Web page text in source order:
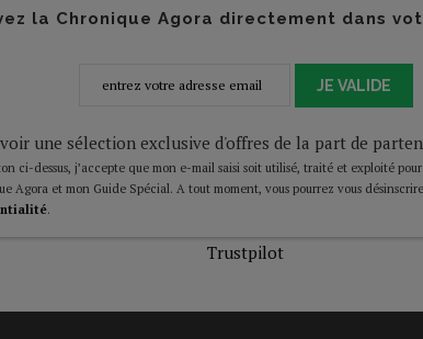
la Chronique Agora directement dans
JE VALIDE
une sélection exclusive d'offres de la part de
ci-dessus, j’accepte que mon e-mail saisi soit utilisé, traité et exploité
Agora et mon Guide Spécial. A tout moment, vous pourrez vous
.
Trustpilot